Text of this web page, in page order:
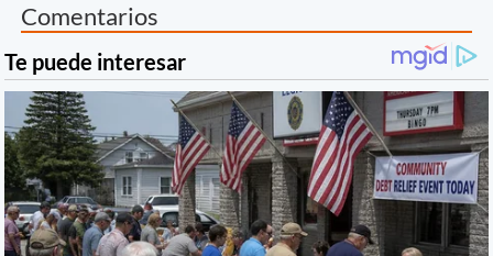
Comentarios